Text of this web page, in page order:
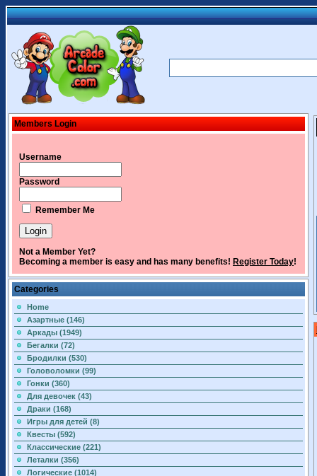
Members Login
Username
Password
Remember Me
Not a Member Yet?
Becoming a member is easy and has many benefits! Register Today!
Categories
Home
Азартные (146)
Аркады (1949)
Бегалки (72)
Бродилки (530)
Головоломки (99)
Гонки (360)
Для девочек (43)
Драки (168)
Игры для детей (8)
Квесты (592)
Классические (221)
Леталки (356)
Логические (1014)